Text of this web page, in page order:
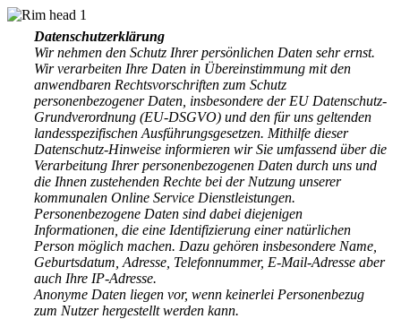
Datenschutzerklärung
Wir nehmen den Schutz Ihrer persönlichen Daten sehr ernst.
Wir verarbeiten Ihre Daten in Übereinstimmung mit den
anwendbaren Rechtsvorschriften zum Schutz
personenbezogener Daten, insbesondere der EU Datenschutz-
Grundverordnung (EU-DSGVO) und den für uns geltenden
landesspezifischen Ausführungsgesetzen. Mithilfe dieser
Datenschutz-Hinweise informieren wir Sie umfassend über die
Verarbeitung Ihrer personenbezogenen Daten durch uns und
die Ihnen zustehenden Rechte bei der Nutzung unserer
kommunalen Online Service Dienstleistungen.
Personenbezogene Daten sind dabei diejenigen
Informationen, die eine Identifizierung einer natürlichen
Person möglich machen. Dazu gehören insbesondere Name,
Geburtsdatum, Adresse, Telefonnummer, E-Mail-Adresse aber
auch Ihre IP-Adresse.
Anonyme Daten liegen vor, wenn keinerlei Personenbezug
zum Nutzer hergestellt werden kann.